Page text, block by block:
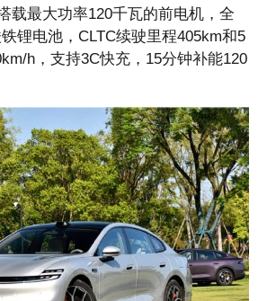
载最大功率120千瓦的前电机，全
锂电池，CLTC续驶里程405km和5
h，支持3C快充，15分钟补能120